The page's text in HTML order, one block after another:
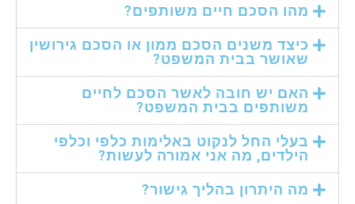
מהו הסכם חיים משותפים?
כיצד משנים הסכם ממון או הסכם גירושין
שאושר בבית המשפט?
האם יש חובה לאשר הסכם לחיים
משותפים בבית המשפט?
בעלי החל לנקוט באלימות כלפי וכלפי
הילדים, מה אני אמורה לעשות?
מה היתרון בהליך גישור?